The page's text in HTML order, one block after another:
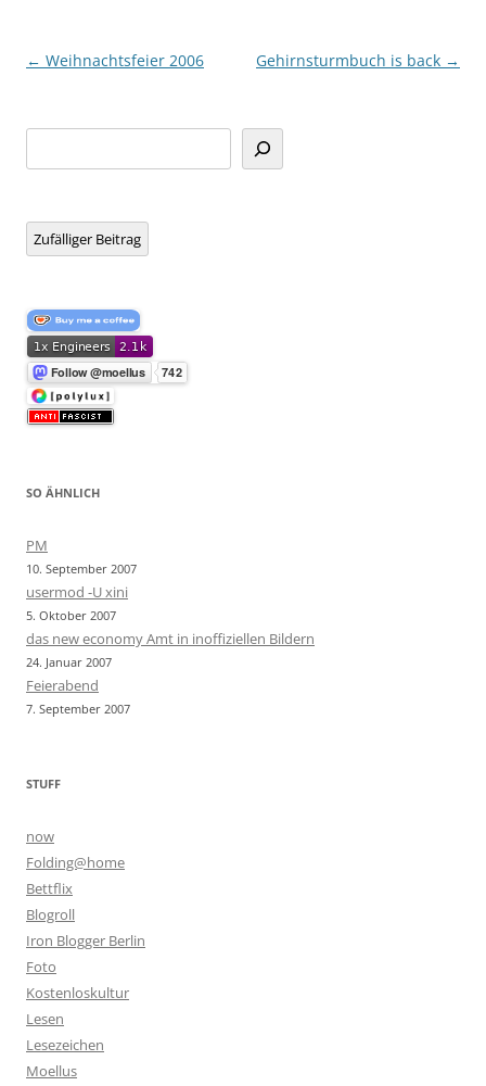
Beitragsnavigation
← Weihnachtsfeier 2006 Gehirnsturmbuch is back →
Zufälliger Beitrag
SO ÄHNLICH
PM
10. September 2007
usermod -U xini
5. Oktober 2007
das new economy Amt in inoffiziellen Bildern
24. Januar 2007
Feierabend
7. September 2007
STUFF
now
Folding@home
Bettflix
Blogroll
Iron Blogger Berlin
Foto
Kostenloskultur
Lesen
Lesezeichen
Moellus